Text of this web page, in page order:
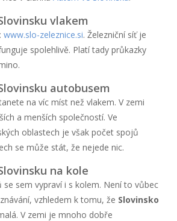
vlakem
www.slo-zeleznice.si. Železniční síť je
spolehlivě. Platí tady průkazky
autobusem
na víc míst než vlakem. V zemi
a menších společností. Ve
oblastech je však počet spojů
se může stát, že nejede nic.
na kole
sem vypraví i s kolem. Není to vůbec
vzhledem k tomu, že Slovinsko
V zemi je mnoho dobře